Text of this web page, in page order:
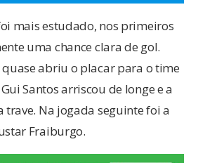
mais estudado, nos primeiros
uma chance clara de gol.
abriu o placar para o time
Santos arriscou de longe e a
trave. Na jogada seguinte foi a
Fraiburgo.